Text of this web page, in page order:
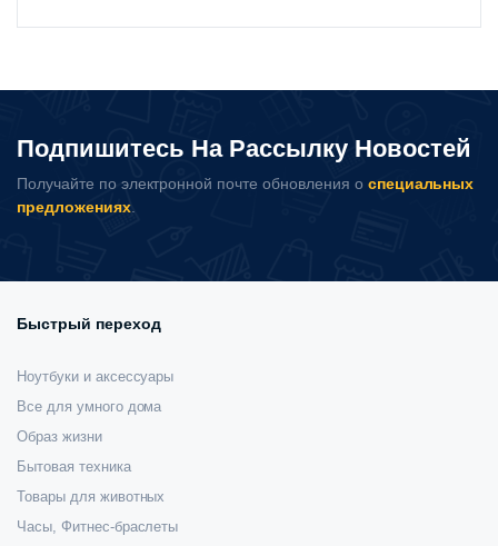
Подпишитесь На Рассылку Новостей
Получайте по электронной почте обновления о специальных
предложениях.
Быстрый переход
Ноутбуки и аксессуары
Все для умного дома
Образ жизни
Бытовая техника
Товары для животных
Часы, Фитнес-браслеты